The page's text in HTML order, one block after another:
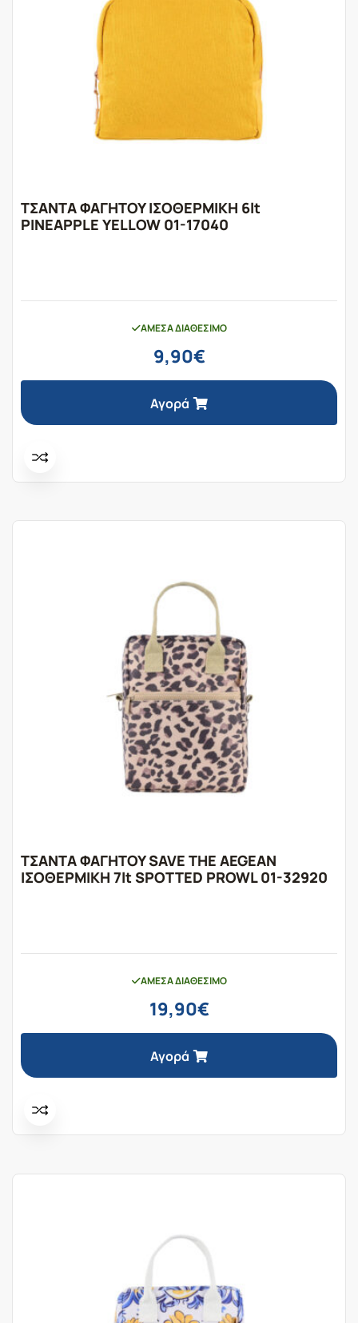
ΤΣΑΝΤΑ ΦΑΓΗΤΟΥ ΙΣΟΘΕΡΜΙΚΗ 6lt
PINEAPPLE YELLOW 01-17040
ΆΜΕΣΑ ΔΙΑΘΈΣΙΜΟ
9,90€
Αγορά
ΤΣΑΝΤΑ ΦΑΓΗΤΟΥ SAVE THE AEGEAN
ΙΣΟΘΕΡΜΙΚΗ 7lt SPOTTED PROWL 01-32920
ΆΜΕΣΑ ΔΙΑΘΈΣΙΜΟ
19,90€
Αγορά